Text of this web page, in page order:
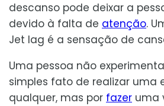
descanso pode deixar a
devido à falta de atenção.
Jet lag é a sensação de
Uma pessoa não
simples fato de realizar uma
qualquer, mas por fazer uma